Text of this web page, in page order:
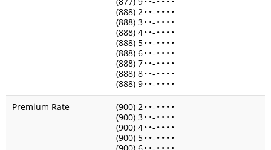
(888) 2• •- • • • •
(888) 3• •- • • • •
(888) 4• •- • • • •
(888) 5• •- • • • •
(888) 6• •- • • • •
(888) 7• •- • • • •
(888) 8• •- • • • •
(888) 9• •- • • • •
Premium Rate
(900) 2• •- • • • •
(900) 3• •- • • • •
(900) 4• •- • • • •
(900) 5• •- • • • •